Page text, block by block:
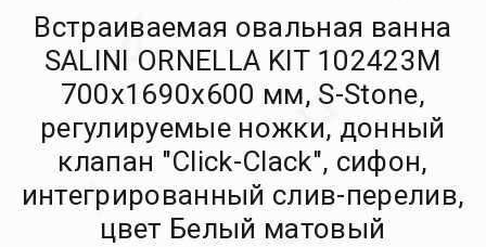
Встраиваемая овальная ванна
SALINI ORNELLA KIT 102423M
700х1690х600 мм, S-Stone,
регулируемые ножки, донный
клапан "Click-Clack", сифон,
интегрированный слив-перелив,
цвет Белый матовый